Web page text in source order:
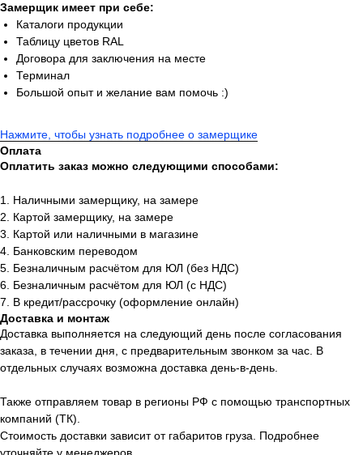
Замерщик имеет при себе:
Каталоги продукции
Таблицу цветов RAL
Договора для заключения на месте
Терминал
Большой опыт и желание вам помочь :)
Нажмите, чтобы узнать подробнее о замерщике
Оплата
Оплатить заказ можно следующими способами:
1. Наличными замерщику, на замере
2. Картой замерщику, на замере
3. Картой или наличными в магазине
4. Банковским переводом
5. Безналичным расчётом для ЮЛ (без НДС)
6. Безналичным расчётом для ЮЛ (с НДС)
7. В кредит/рассрочку (оформление онлайн)
Доставка и монтаж
Доставка выполняется на следующий день после согласования
заказа, в течении дня, с предварительным звонком за час. В
отдельных случаях возможна доставка день-в-день.
Также отправляем товар в регионы РФ с помощью транспортных
компаний (ТК).
Стоимость доставки зависит от габаритов груза. Подробнее